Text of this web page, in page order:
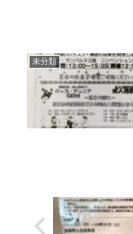
未分類